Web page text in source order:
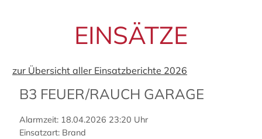
EINSÄTZE
zur Übersicht aller Einsatzberichte 2026
B3 FEUER/RAUCH GARAGE
Alarmzeit: 18.04.2026 23:20 Uhr
Einsatzart: Brand